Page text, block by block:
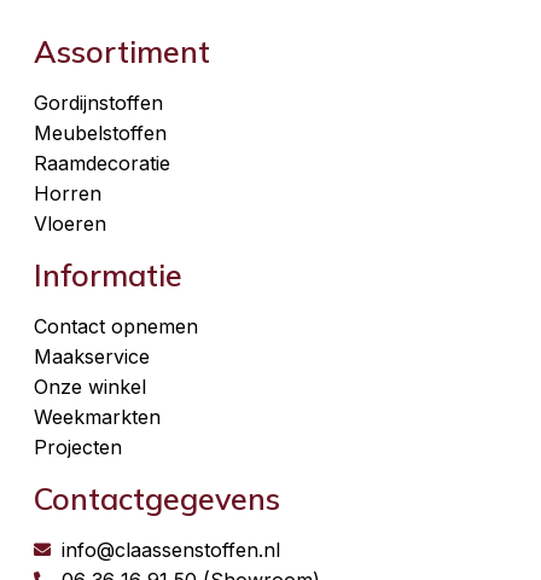
Assortiment
Gordijnstoffen
Meubelstoffen
Raamdecoratie
Horren
Vloeren
Informatie
Contact opnemen
Maakservice
Onze winkel
Weekmarkten
Projecten
Contactgegevens
info@claassenstoffen.nl